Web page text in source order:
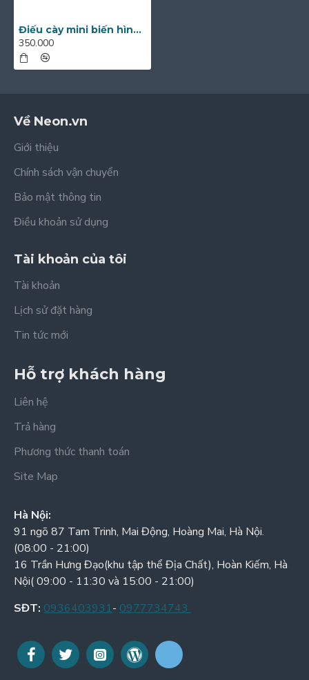
Điếu cày mini biến hình không chân DC10B
350.000
Về Neon.vn
Giới thiệu
Chính sách vận chuyển
Bảo mật thông tin
Điều khoản sử dụng
Tài khoản của tôi
Tài khoản
Lịch sử đặt hàng
Tin tức mới
Hỗ trợ khách hàng
Liên hệ
Trả hàng
Phương thức thanh toán
Site Map
Hà Nội:
91 ngõ 87 Tam Trinh, Mai Động, Hoàng Mai, Hà Nội.
(08:00 - 21:00)
16 Trần Hưng Đạo(khu tập thể Địa Chất), Hoàn Kiếm, Hà
Nội( 09:00 - 11:30 và 15:00 - 21:00)
SĐT: 0936403931- 0977734743